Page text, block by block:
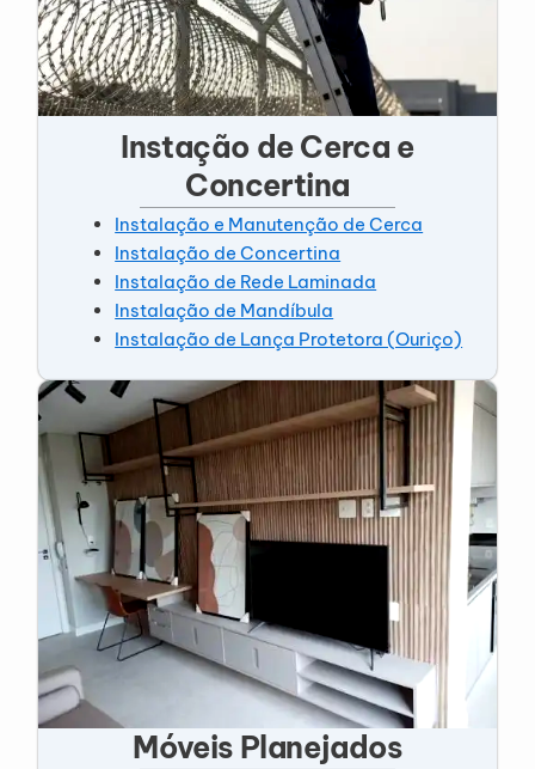
Instação de Cerca e
Concertina
Instalação e Manutenção de Cerca
Instalação de Concertina
Instalação de Rede Laminada
Instalação de Mandíbula
Instalação de Lança Protetora (Ouriço)
Móveis Planejados